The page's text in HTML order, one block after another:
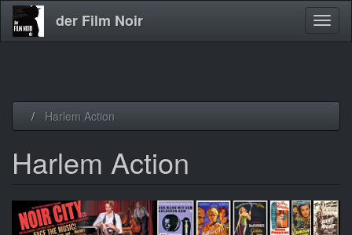
der Film Noir
Harlem Action
Harlem Action